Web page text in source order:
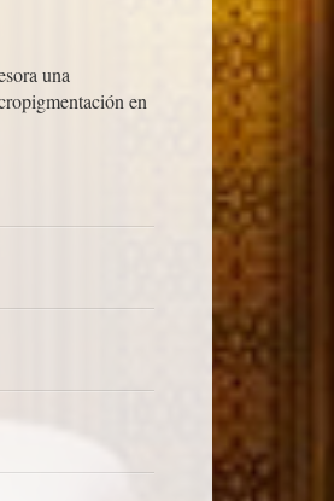
una
en